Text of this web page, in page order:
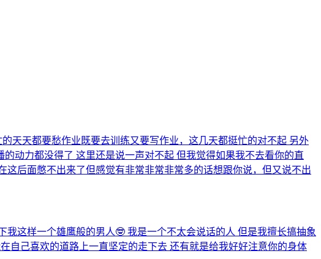
天天都要愁作业既要去训练又要写作业，这几天都挺忙的对不起 另外
动力都没得了 这里还是说一声对不起 但我觉得如果我不去看你的直
后面憋不出来了但感觉有非常非常非常多的话想跟你说，但又说不出
这样一个雄鹰般的男人🤓 我是一个不太会说话的人 但是我擅长搞抽象
自己喜欢的道路上一直坚定的走下去 还有就是给我好好注意你的身体